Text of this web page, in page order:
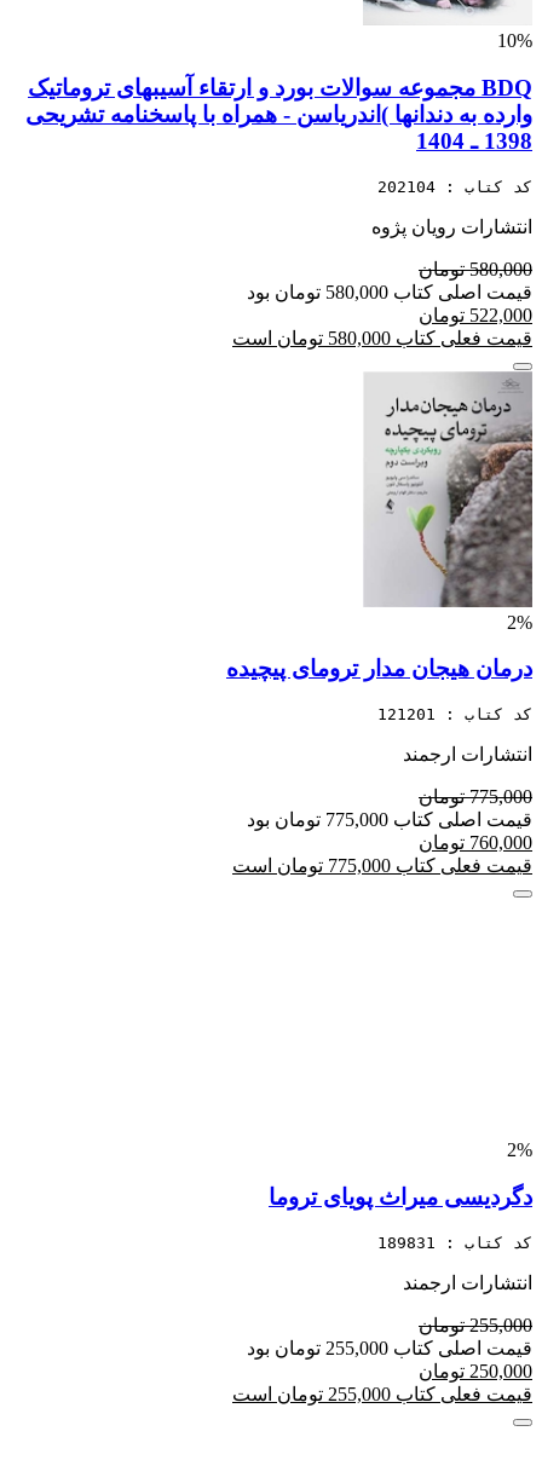
10%
BDQ مجموعه سوالات بورد و ارتقاء آسیبهای تروماتیک
وارده به دندانها )اندریاسن - همراه با پاسخنامه تشریحی
1398 ـ 1404
کد کتاب : 202104
انتشارات رویان پژوه
580,000 تومان
قیمت اصلی کتاب 580,000 تومان بود
522,000 تومان
قیمت فعلی کتاب 580,000 تومان است
2%
درمان هیجان مدار ترومای پیچیده
کد کتاب : 121201
انتشارات ارجمند
775,000 تومان
قیمت اصلی کتاب 775,000 تومان بود
760,000 تومان
قیمت فعلی کتاب 775,000 تومان است
2%
دگردیسی میراث پویای تروما
کد کتاب : 189831
انتشارات ارجمند
255,000 تومان
قیمت اصلی کتاب 255,000 تومان بود
250,000 تومان
قیمت فعلی کتاب 255,000 تومان است